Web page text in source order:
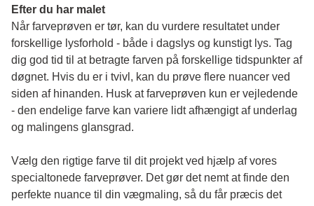
Efter du har malet
Når farveprøven er tør, kan du vurdere resultatet under
forskellige lysforhold - både i dagslys og kunstigt lys. Tag
dig god tid til at betragte farven på forskellige tidspunkter af
døgnet. Hvis du er i tvivl, kan du prøve flere nuancer ved
siden af hinanden. Husk at farveprøven kun er vejledende
- den endelige farve kan variere lidt afhængigt af underlag
og malingens glansgrad.
Vælg den rigtige farve til dit projekt ved hjælp af vores
specialtonede farveprøver. Det gør det nemt at finde den
perfekte nuance til din vægmaling, så du får præcis det